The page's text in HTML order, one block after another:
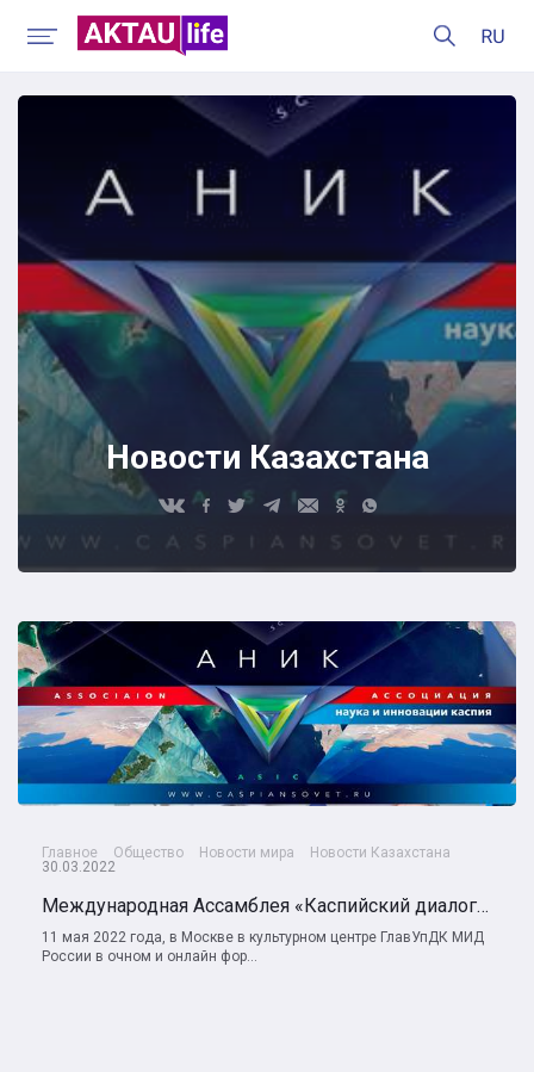
Новости Казахстана
Главное Общество Новости мира
Новости Казахстана
30.03.2022
Международная Ассамблея «Каспийский диалог» - 2022
11 мая 2022 года, в Москве в культурном центре ГлавУпДК МИД
России в очном и онлайн фор...